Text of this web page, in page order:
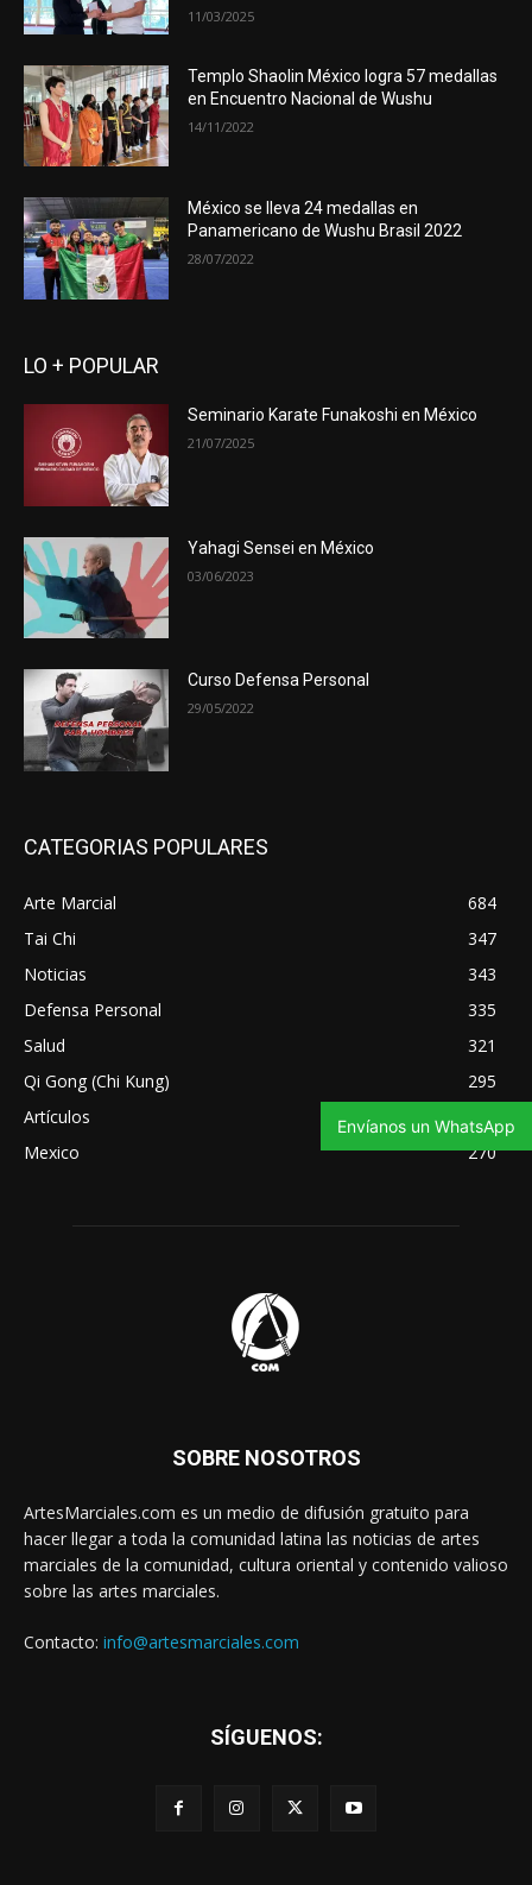
11/03/2025
Templo Shaolin México logra 57 medallas
en Encuentro Nacional de Wushu
14/11/2022
México se lleva 24 medallas en
Panamericano de Wushu Brasil 2022
28/07/2022
LO + POPULAR
Seminario Karate Funakoshi en México
21/07/2025
Yahagi Sensei en México
03/06/2023
Curso Defensa Personal
29/05/2022
CATEGORIAS POPULARES
Arte Marcial
684
Tai Chi
347
Noticias
343
Defensa Personal
335
Salud
321
Qi Gong (Chi Kung)
295
Artículos
275
Mexico
270
SOBRE NOSOTROS
ArtesMarciales.com es un medio de difusión gratuito para
hacer llegar a toda la comunidad latina las noticias de artes
marciales de la comunidad, cultura oriental y contenido valioso
sobre las artes marciales.
Contacto: info@artesmarciales.com
SÍGUENOS:
Envíanos un WhatsApp